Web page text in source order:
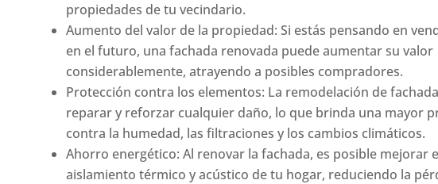
propiedades de tu vecindario.
Aumento del valor de la propiedad: Si estás pensando en
en el futuro, una fachada renovada puede aumentar su valor
considerablemente, atrayendo a posibles compradores.
Protección contra los elementos: La remodelación de
reparar y reforzar cualquier daño, lo que brinda una mayor
contra la humedad, las filtraciones y los cambios climáticos.
Ahorro energético: Al renovar la fachada, es posible mejorar
aislamiento térmico y acústico de tu hogar, reduciendo la